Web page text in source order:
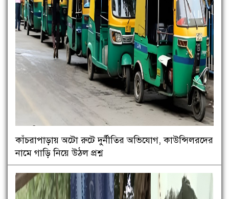
কাঁচরাপাড়ায় অটো রুটে দুর্নীতির অভিযোগ, কাউন্সিলরদের
নামে গাড়ি নিয়ে উঠল প্রশ্ন